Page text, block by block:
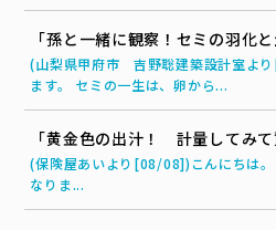
「孫と一緒に観察！セミの羽化と
(山梨県甲府市 吉野聡建築設計室よ
ます。 セミの一生は、卵から...
「黄金色の出汁！ 計量してみて
(保険屋あいより[08/08])こんにちは
なりま...